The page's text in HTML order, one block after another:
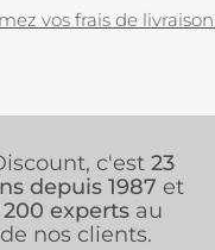
vos frais de livraison.
c'est 23
depuis 1987 et
experts au
nos clients.